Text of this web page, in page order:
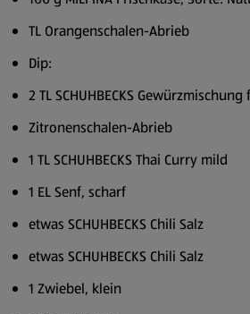
TL Orangenschalen-Abrieb
Dip:
2 TL SCHUHBECKS
Zitronenschalen-Abrieb
1 TL SCHUHBECKS Thai Curry mild
1 EL Senf, scharf
etwas SCHUHBECKS Chili Salz
etwas SCHUHBECKS Chili Salz
1 Zwiebel, klein